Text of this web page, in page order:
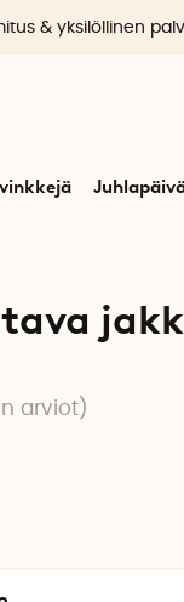
& yksilöllinen
arviot)